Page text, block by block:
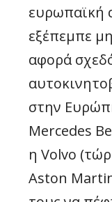
ευρωπαϊκή
εξέπεμπε
αφορά
στην
Mercedes
η Volvo
Aston